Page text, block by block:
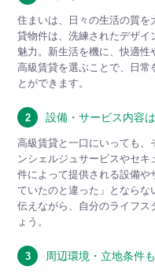
住まいは、日々の生活の質
貸物件は、洗練されたデザ
魅力。新生活を機に、快適
高級賃貸を選ぶことで、日常
とができます。
2 設備・サービス内容
高級賃貸と一口にいっても、
ンシェルジュサービスやセ
件によって提供される設備や
ていたのと違った」となら
伝えながら、自分のライフス
ょう。
3 周辺環境・立地条件